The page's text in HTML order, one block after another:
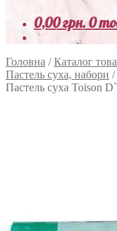
0,00грн.0
Головна /Каталог
Пастель суха, набори /
Пастель суха Toison